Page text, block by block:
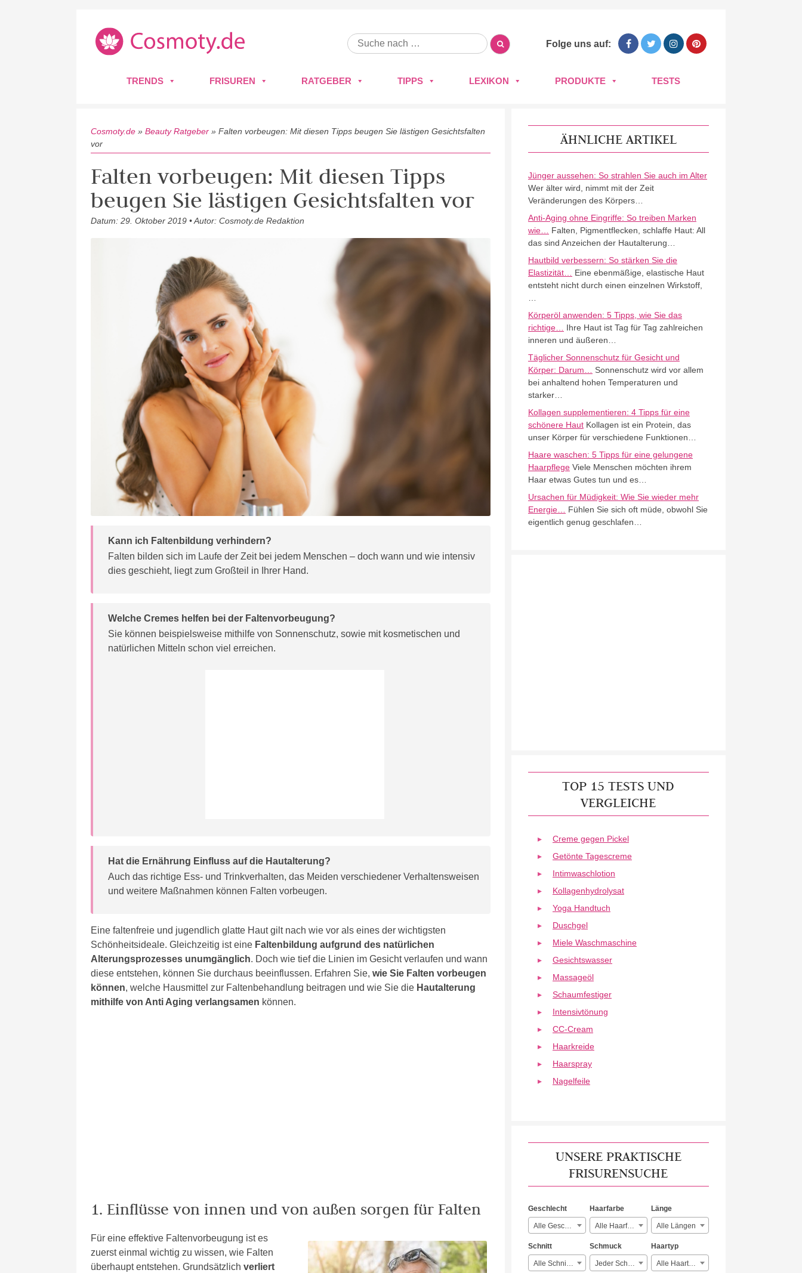
Folge uns auf:
TRENDS FRISUREN RATGEBER TIPPS LEXIKON PRODUKTE TESTS
Cosmoty.de » Beauty Ratgeber » Falten vorbeugen: Mit diesen Tipps beugen Sie lästigen Gesichtsfalten
vor
Falten vorbeugen: Mit diesen Tipps
beugen Sie lästigen Gesichtsfalten vor
Datum: 29. Oktober 2019 • Autor: Cosmoty.de Redaktion
Kann ich Faltenbildung verhindern?
Falten bilden sich im Laufe der Zeit bei jedem Menschen – doch wann und wie intensiv
dies geschieht, liegt zum Großteil in Ihrer Hand.
Welche Cremes helfen bei der Faltenvorbeugung?
Sie können beispielsweise mithilfe von Sonnenschutz, sowie mit kosmetischen und
natürlichen Mitteln schon viel erreichen.
Hat die Ernährung Einfluss auf die Hautalterung?
Auch das richtige Ess- und Trinkverhalten, das Meiden verschiedener Verhaltensweisen
und weitere Maßnahmen können Falten vorbeugen.
Eine faltenfreie und jugendlich glatte Haut gilt nach wie vor als eines der wichtigsten
Schönheitsideale. Gleichzeitig ist eine Faltenbildung aufgrund des natürlichen
Alterungsprozesses unumgänglich. Doch wie tief die Linien im Gesicht verlaufen und wann
diese entstehen, können Sie durchaus beeinflussen. Erfahren Sie, wie Sie Falten vorbeugen
können, welche Hausmittel zur Faltenbehandlung beitragen und wie Sie die Hautalterung
mithilfe von Anti Aging verlangsamen können.
1. Einflüsse von innen und von außen sorgen für Falten
Für eine effektive Faltenvorbeugung ist es
zuerst einmal wichtig zu wissen, wie Falten
überhaupt entstehen. Grundsätzlich verliert
ÄHNLICHE ARTIKEL
Jünger aussehen: So strahlen Sie auch im Alter
Wer älter wird, nimmt mit der Zeit
Veränderungen des Körpers…
Anti-Aging ohne Eingriffe: So treiben Marken
wie…
Falten, Pigmentflecken, schlaffe Haut: All
das sind Anzeichen der Hautalterung…
Hautbild verbessern: So stärken Sie die
Elastizität…
Eine ebenmäßige, elastische Haut
entsteht nicht durch einen einzelnen Wirkstoff,
Körperöl anwenden: 5 Tipps, wie Sie das
richtige…
Ihre Haut ist Tag für Tag zahlreichen
inneren und äußeren…
Täglicher Sonnenschutz für Gesicht und
Körper: Darum…
Sonnenschutz wird vor allem
bei anhaltend hohen Temperaturen und
starker…
Kollagen supplementieren: 4 Tipps für eine
schönere HautKollagen ist ein Protein, das
unser Körper für verschiedene Funktionen…
Haare waschen: 5 Tipps für eine gelungene
HaarpflegeViele Menschen möchten ihrem
Haar etwas Gutes tun und es…
Ursachen für Müdigkeit: Wie Sie wieder mehr
Energie…
Fühlen Sie sich oft müde, obwohl Sie
eigentlich genug geschlafen…
TOP 15 TESTS UND
VERGLEICHE
Creme gegen Pickel
Getönte Tagescreme
Intimwaschlotion
Kollagenhydrolysat
Yoga Handtuch
Duschgel
Miele Waschmaschine
Gesichtswasser
Massageöl
Schaumfestiger
Intensivtönung
CC-Cream
Haarkreide
Haarspray
Nagelfeile
UNSERE PRAKTISCHE
FRISURENSUCHE
Geschlecht
Alle Geschlechter
Haarfarbe
Alle Haarfarben
Länge
Alle Längen
Schnitt
Alle Schnitte
Schmuck
Jeder Schmuck
Haartyp
Alle Haartypen